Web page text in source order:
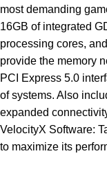
most demanding
16GB of integrated
processing cores,
provide the memory
PCI Express 5.0
of systems. Also
expanded
VelocityX Software:
to maximize its